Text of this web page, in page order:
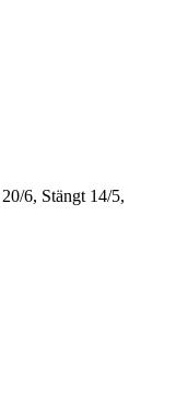
20/6, Stängt 14/5,